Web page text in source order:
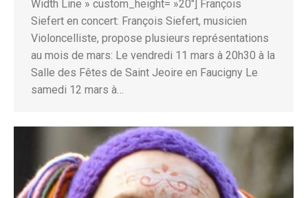
Width Line » custom_height= »20″] François
Siefert en concert: François Siefert, musicien
Violoncelliste, propose plusieurs représentations
au mois de mars: Le vendredi 11 mars à 20h30 à la
Salle des Fêtes de Saint Jeoire en Faucigny Le
samedi 12 mars à…